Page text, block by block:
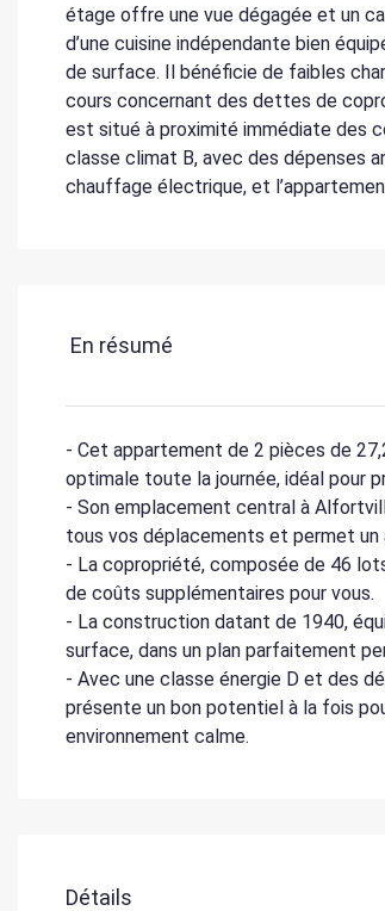
étage offre une vue dégagée et un
d’une cuisine indépendante bien
de surface. Il bénéficie de faibles
cours concernant des dettes de
est situé à proximité immédiate des
classe climat B, avec des dépenses
chauffage électrique, et
En résumé
- Cet appartement de 2 pièces de
optimale toute la journée, idéal pour
- Son emplacement central à
tous vos déplacements et permet
- La copropriété, composée de 46
de coûts supplémentaires pour vous.
- La construction datant de 1940,
surface, dans un plan parfaitement
- Avec une classe énergie D et des
présente un bon potentiel à la fois
environnement calme.
Détails